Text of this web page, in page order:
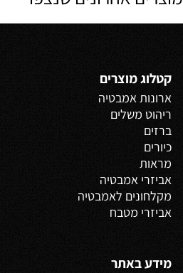
קטלוג מוצרים
ארונות אמבטיה
ריהוט משלים
ברזים
כיורים
מראות
אביזרי אמבטיה
מקלחונים לאמבטיה
אביזרי מטבח
מידע באתר